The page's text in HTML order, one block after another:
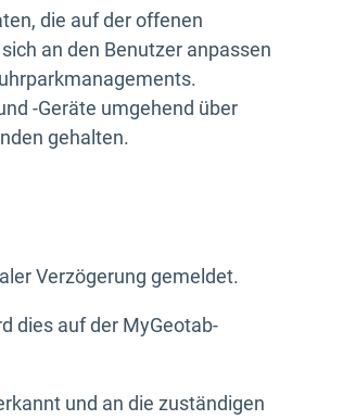
die auf der offenen
an den Benutzer anpassen
-Geräte umgehend über
gehalten.
Verzögerung gemeldet.
dies auf der MyGeotab-
und an die zuständigen